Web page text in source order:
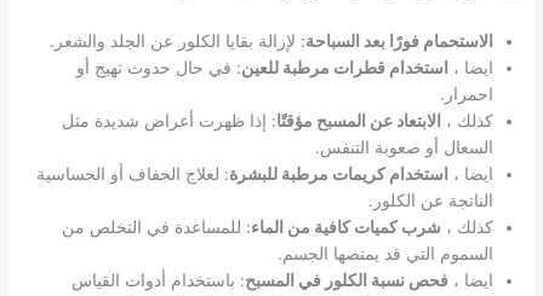
الاستحمام فورًا بعد السباحة: لإزالة بقايا الكلور عن الجلد والشعر.
ايضا ،
استخدام قطرات مرطبة للعين: في حال حدوث تهيج أو
احمرار.
كذلك ،
الابتعاد عن المسبح مؤقتًا: إذا ظهرت أعراض شديدة مثل
السعال أو صعوبة التنفس.
ايضا ،
استخدام كريمات مرطبة للبشرة: لعلاج الجفاف أو الحساسية
الناتجة عن الكلور.
كذلك ، شرب كميات كافية من الماء: للمساعدة في التخلص من
السموم التي قد يمتصها الجسم.
ايضا ،فحص نسبة الكلور في المسبح: باستخدام أدوات القياس